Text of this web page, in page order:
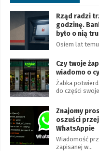
Rząd radzi
godzinę.
było o nią
Osiem lat
Czy twoje
wiadomo o
Żabka
do części
Znajomy
oszuści
WhatsAppie
Wiadomość
zapisanej w…